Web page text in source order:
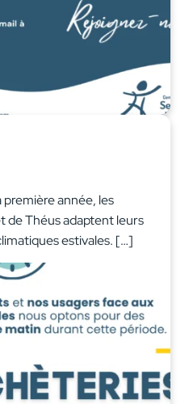
première année, les
de Théus adaptent leurs
estivales. […]